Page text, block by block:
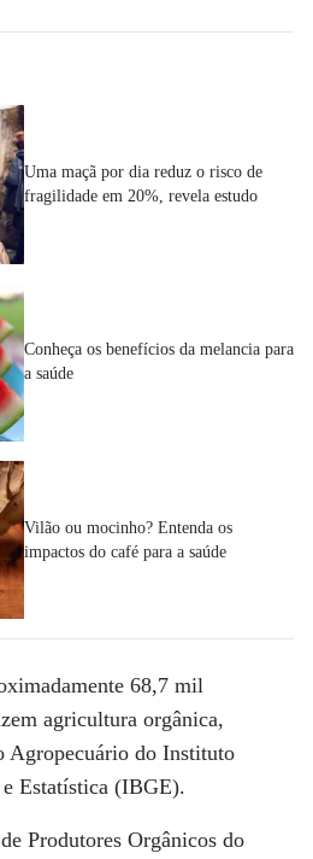
Uma maçã por dia reduz o risco de
fragilidade em 20%, revela estudo
Conheça os benefícios da melancia para
a saúde
Vilão ou mocinho? Entenda os
impactos do café para a saúde
68,7 mil
agricultura orgânica,
Agropecuário do Instituto
Estatística (IBGE).
Produtores Orgânicos do